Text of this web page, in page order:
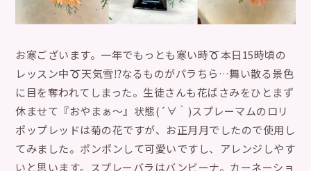
お寒ございます。一年でもっとも寒い時
本日15時頃の
レッスン中
天気雪⁉︎なるものがパラちら…舞い散る景色
に目を奪われてしまった。生徒さんも花ばさみをひとまず
休ませて『おやまぁ〜』状態(´∀｀)スプレーマムのロリ
ポップレッドは菊の花ですが、お正月月でしたので使用し
てみました。ポンポンして可愛いですし、アレンジしやす
いと思います。スプレーバラはバンビーナ。カーネーショ